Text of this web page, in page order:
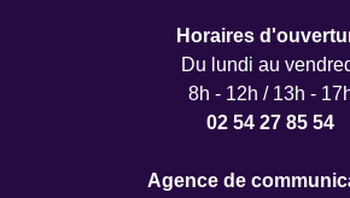
Horaires
Du lundi au
8h - 12h / 13h -
02 54 27 85 54
Agence de